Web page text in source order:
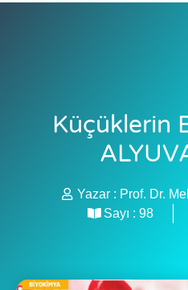
Küçüklerin
Yazar : Prof. Dr.
Sayı : 98